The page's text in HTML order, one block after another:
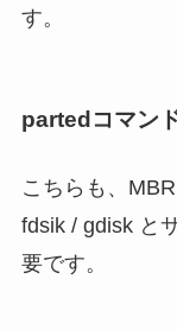
す。
partedコマン
こちらも、
fdsik / gdisk と
要です。